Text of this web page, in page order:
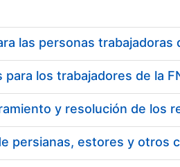
persianas, estores y otros